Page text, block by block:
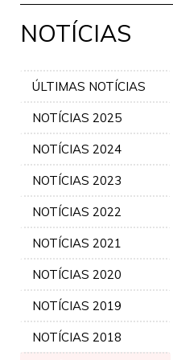
NOTÍCIAS
ÚLTIMAS NOTÍCIAS
NOTÍCIAS 2025
NOTÍCIAS 2024
NOTÍCIAS 2023
NOTÍCIAS 2022
NOTÍCIAS 2021
NOTÍCIAS 2020
NOTÍCIAS 2019
NOTÍCIAS 2018